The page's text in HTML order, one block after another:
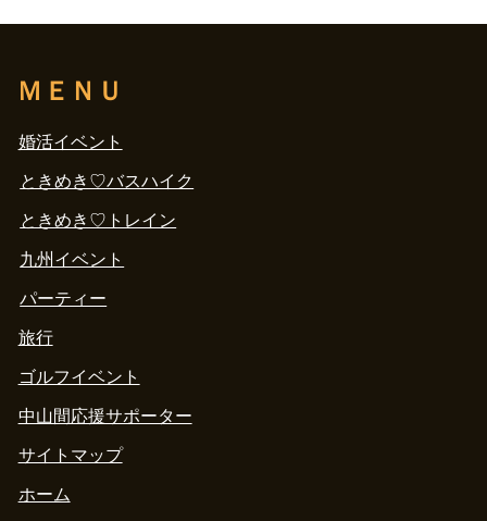
ＭＥＮＵ
婚活イベント
ときめき♡バスハイク
ときめき♡トレイン
九州イベント
パーティー
旅行
ゴルフイベント
中山間応援サポーター
サイトマップ
ホーム